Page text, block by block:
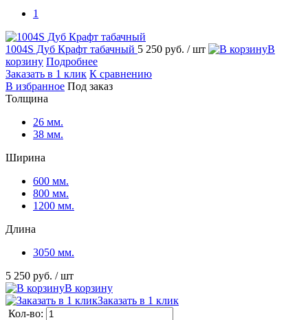
1
1004S Дуб Крафт табачный 5 250 руб. / шт
В
корзину Подробнее
Заказать в 1 клик К сравнению
В избранное Под заказ
Толщина
26 мм.
38 мм.
Ширина
600 мм.
800 мм.
1200 мм.
Длина
3050 мм.
5 250 руб. / шт
В корзину
Заказать в 1 клик
Кол-во: